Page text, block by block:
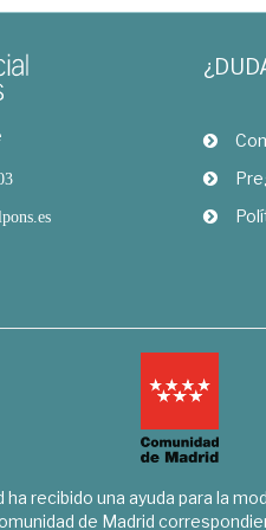
ha recibido una ayuda para la
de Madrid